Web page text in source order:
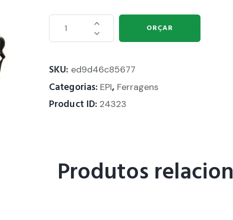
ORÇAR
SKU: ed9d46c85677
Categorias: EPI, Ferragens
Product ID: 24323
Produtos